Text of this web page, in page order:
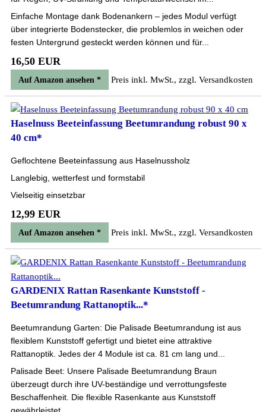
Einfache Montage dank Bodenankern – jedes Modul verfügt
über integrierte Bodenstecker, die problemlos in weichen oder
festen Untergrund gesteckt werden können und für...
16,50 EUR
Auf Amazon ansehen * Preis inkl. MwSt., zzgl. Versandkosten
Haselnuss Beeteinfassung Beetumrandung robust 90 x
40 cm*
Geflochtene Beeteinfassung aus Haselnussholz
Langlebig, wetterfest und formstabil
Vielseitig einsetzbar
12,99 EUR
Auf Amazon ansehen * Preis inkl. MwSt., zzgl. Versandkosten
GARDENIX Rattan Rasenkante Kunststoff -
Beetumrandung Rattanoptik...*
Beetumrandung Garten: Die Palisade Beetumrandung ist aus
flexiblem Kunststoff gefertigt und bietet eine attraktive
Rattanoptik. Jedes der 4 Module ist ca. 81 cm lang und...
Palisade Beet: Unsere Palisade Beetumrandung Braun
überzeugt durch ihre UV-beständige und verrottungsfeste
Beschaffenheit. Die flexible Rasenkante aus Kunststoff